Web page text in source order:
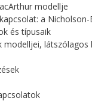
modellje
a
és típusaik
modelljei, látszólagos